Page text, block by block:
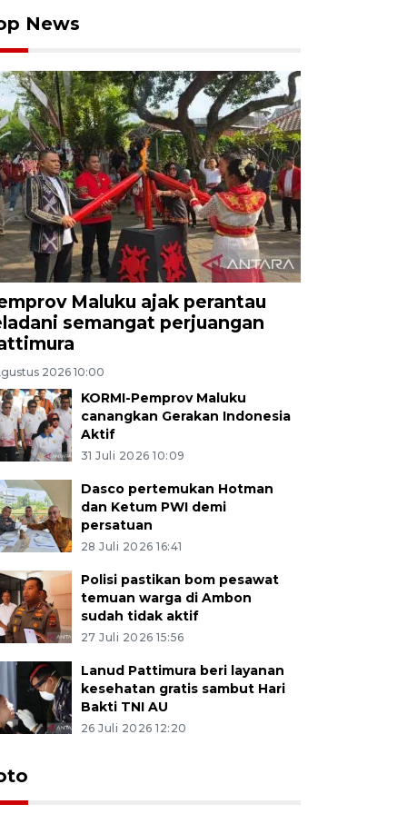
News
Maluku ajak perantau
semangat perjuangan
2026 10:00
KORMI-Pemprov Maluku
canangkan Gerakan Indonesia
Aktif
31 Juli 2026 10:09
Dasco pertemukan Hotman
dan Ketum PWI demi
persatuan
28 Juli 2026 16:41
Polisi pastikan bom pesawat
temuan warga di Ambon
sudah tidak aktif
27 Juli 2026 15:56
Lanud Pattimura beri layanan
kesehatan gratis sambut Hari
Bakti TNI AU
26 Juli 2026 12:20